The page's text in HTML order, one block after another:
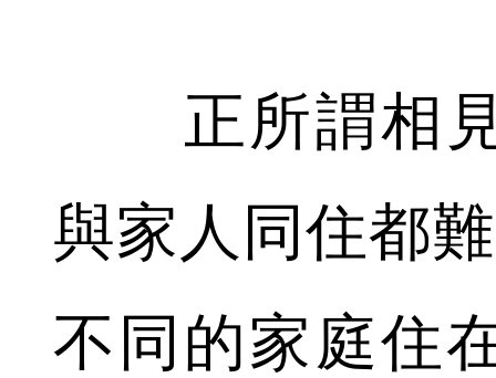
正所謂相見
與家人同住都
不同的家庭住